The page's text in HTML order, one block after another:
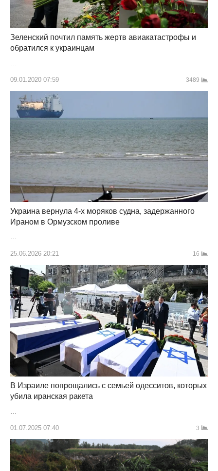
Зеленский почтил память жертв авиакатастрофы и
обратился к украинцам
…
09.01.2020 07:59 3489
Украина вернула 4-х моряков судна, задержанного
Ираном в Ормузском проливе
…
25.06.2026 20:21 16
В Израиле попрощались с семьей одесситов, которых
убила иранская ракета
01.07.2025 07:40 3